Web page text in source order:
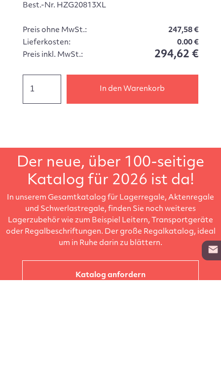
Best.-Nr. HZG20813XL
Preis ohne MwSt.:
247,58 €
Lieferkosten:
0.00 €
Preis inkl. MwSt.:
294,62 €
In den Warenkorb
Der neue, über 100-seitige
Katalog für 2026 ist da!
In unserem Gesamtkatalog für Lagerregale, Aktenregale
und Schwerlastregale, finden Sie noch weiteres
Lagerzubehör wie zum Beispiel Leitern, Transportgeräte
oder Regalbeschriftungen. Der große Regalkatalog, ideal
um in Ruhe darin zu blättern.
Katalog anfordern